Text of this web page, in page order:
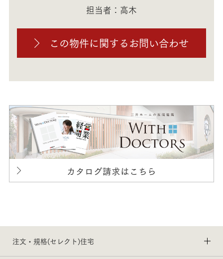
担当者：高木
この物件に関するお問い合わせ
カタログ請求はこちら
注文・規格(セレクト)住宅